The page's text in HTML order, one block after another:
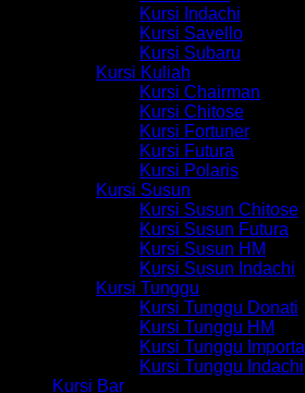
Kursi Indachi
Kursi Savello
Kursi Subaru
Kursi Kuliah
Kursi Chairman
Kursi Chitose
Kursi Fortuner
Kursi Futura
Kursi Polaris
Kursi Susun
Kursi Susun Chitose
Kursi Susun Futura
Kursi Susun HM
Kursi Susun Indachi
Kursi Tunggu
Kursi Tunggu Donati
Kursi Tunggu HM
Kursi Tunggu Importa
Kursi Tunggu Indachi
Kursi Bar